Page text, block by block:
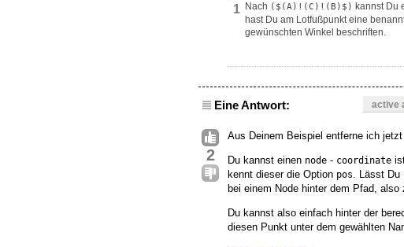
1 Nach ($(A)!(C)!(B)$) kannst Du
hast Du am Lotfußpunkt eine
gewünschten Winkel beschriften.
Eine Antwort: active
2
Aus Deinem Beispiel entferne ich
Du kannst einen node - coordinate
kennt dieser die Option pos. Lässt Du
bei einem Node hinter dem Pfad,
Du kannst also einfach hinter der
diesen Punkt unter dem gewählten